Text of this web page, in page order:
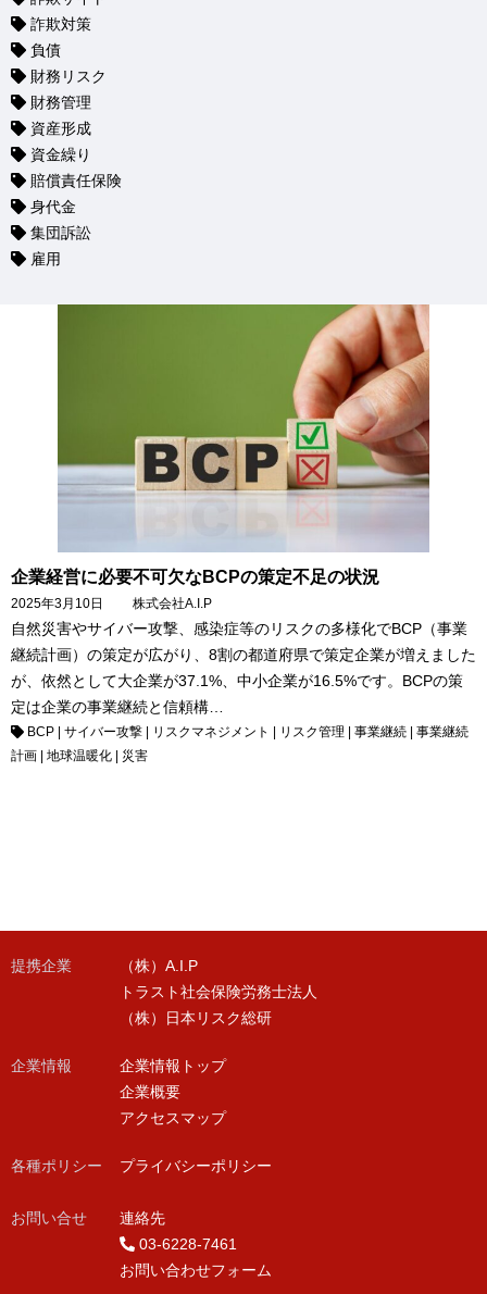
詐欺対策
負債
財務リスク
財務管理
資産形成
資金繰り
賠償責任保険
身代金
集団訴訟
雇用
企業経営に必要不可欠なBCPの策定不足の状況
2025年3月10日 株式会社A.I.P
自然災害やサイバー攻撃、感染症等のリスクの多様化でBCP（事業
継続計画）の策定が広がり、8割の都道府県で策定企業が増えました
が、依然として大企業が37.1%、中小企業が16.5%です。BCPの策
定は企業の事業継続と信頼構…
BCP サイバー攻撃 リスクマネジメント リスク管理 事業継続
事業継続
計画
地球温暖化 災害
提携企業
（株）A.I.P
トラスト社会保険労務士法人
（株）日本リスク総研
企業情報
企業情報トップ
企業概要
アクセスマップ
各種ポリシー
お問い合せ
プライバシーポリシー
連絡先
03-6228-7461
お問い合わせフォーム